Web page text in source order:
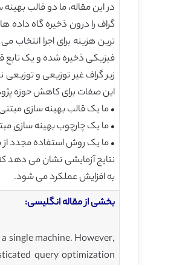
در این مقاله، ما دو قالب
گراف را درون ذخیره گاه داده
ترین هزینه برای اجرا
فیزیکی ذخیره شده و یک تابع
زیر گراف غیر توزیعی و
این صفات برای کاهش حوزه
• ما یک قالب بهینه سازی
• ما یک چارچوب بهینه سازی
• ما یک روش استفاده مجدد از
نتایج آزمایشی نشان می دهد
به افزایش عملکرد می شود.
بخشی از مقاله انگلیسی:
single machine. However,
query optimization